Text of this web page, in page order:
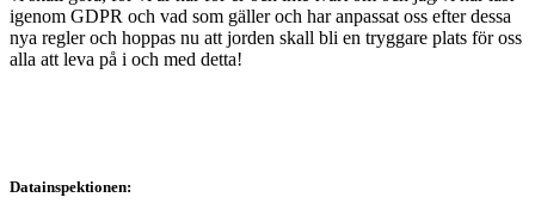
igenom GDPR och vad som gäller och har anpassat oss efter dessa
nya regler och hoppas nu att jorden skall bli en tryggare plats för oss
alla att leva på i och med detta!
Datainspektionen: